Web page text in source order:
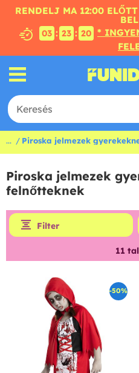
RENDELJ MA 12:00
03 : 23 : 19 *
... Piroska jelmezek
Piroska jelmezek
felnőtteknek
Filter
11
-50%